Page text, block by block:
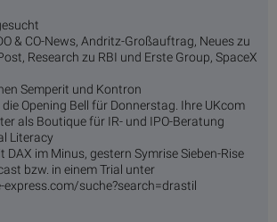
& CO-News, Andritz-Großauftrag, Neues zu
Research zu RBI und Erste Group, SpaceX
Semperit und Kontron
Opening Bell für Donnerstag. Ihre UKcom
als Boutique für IR- und IPO-Beratung
Literacy
im Minus, gestern Symrise Sieben-Rise
bzw. in einem Trial unter
suche?search=drastil